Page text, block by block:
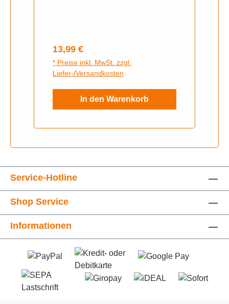
Regulärer Preis:
13,99 €
* Preise inkl. MwSt. zzgl.
Liefer-/Versandkosten
In den Warenkorb
Service-Hotline
Shop Service
Informationen